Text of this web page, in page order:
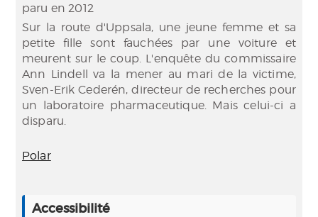
paru en 2012
Sur la route d'Uppsala, une jeune femme et sa
petite fille sont fauchées par une voiture et
meurent sur le coup. L'enquête du commissaire
Ann Lindell va la mener au mari de la victime,
Sven-Erik Cederén, directeur de recherches pour
un laboratoire pharmaceutique. Mais celui-ci a
disparu.
Polar
Accessibilité